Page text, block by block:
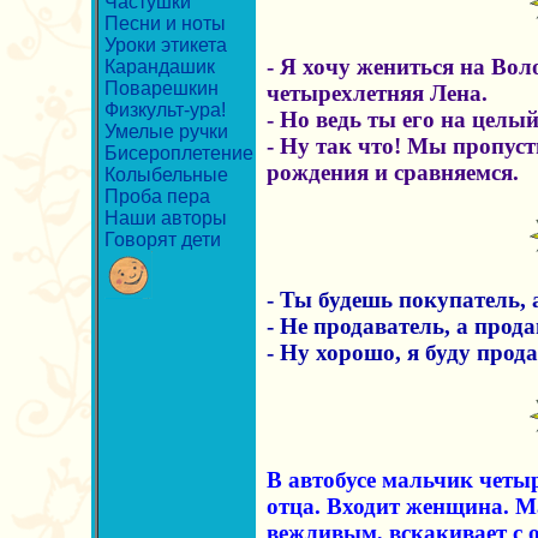
Песни и ноты
Уроки этикета
Карандашик
Поварешкин
Физкульт-ура!
Умелые ручки
Бисероплетение
Колыбельные
Проба пера
Наши авторы
Говорят дети
- Я хочу жениться на
четырехлетняя Лена.
- Но ведь ты его на
- Ну так что! Мы
рождения и сравняемся.
- Ты будешь покупатель,
- Не продаватель, а
- Ну хорошо, я буду
В автобусе мальчик
отца. Входит женщина.
вежливым, вскакивает с